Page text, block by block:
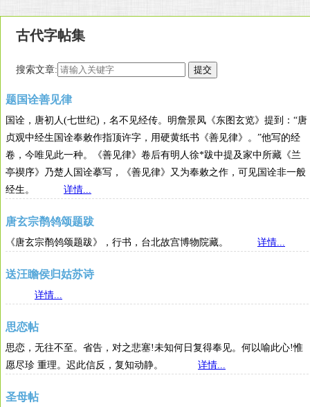
古代字帖集
搜索文章:
题国诠善见律
国诠，唐初人(七世纪)，名不见经传。明詹景凤《东图玄览》提到：“唐
贞观中经生国诠奉敕作指顶许字，用硬黄纸书《善见律》。”他写的经
卷，今唯见此一种。《善见律》卷后有明人徐*跋中提及家中所藏《兰
亭禊序》乃楚人国诠摹写，《善见律》又为奉敕之作，可见国诠非一般
经生。 详情...
唐玄宗鹡鸰颂题跋
《唐玄宗鹡鸰颂题跋》，行书，台北故宫博物院藏。 详情...
送汪瞻侯归姑苏诗
详情...
思恋帖
思恋，无往不至。省告，对之悲塞!未知何日复得奉见。何以喻此心!惟
愿尽珍 重理。迟此信反，复知动静。 详情...
圣母帖